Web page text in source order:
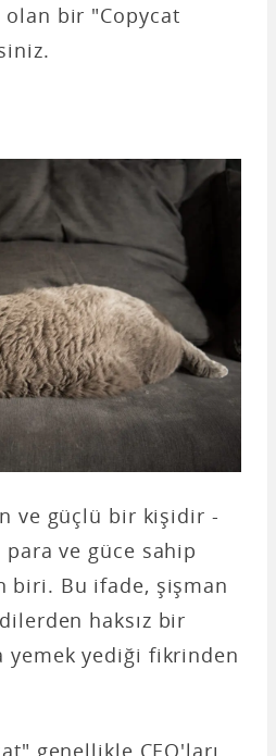
bir "Copycat
ve güçlü bir kişidir -
ve güce sahip
biri. Bu ifade, şişman
haksız bir
yemek yediği fikrinden